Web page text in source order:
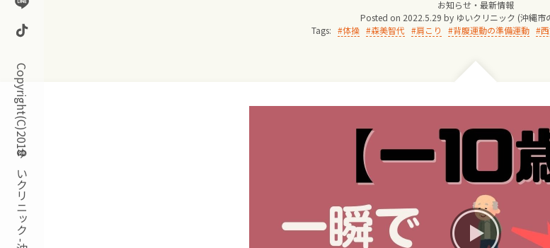
Line
TikTok
お知らせ・最新情報
Posted on 2022.5.29 by ゆいクリニック (沖縄市
Tags:
体操 森美智代 肩こり 背腹運動の準備運動
ゆいクリニックの経営理念
診療料金
妊婦健診
親と子の結びつき支援
母乳育児